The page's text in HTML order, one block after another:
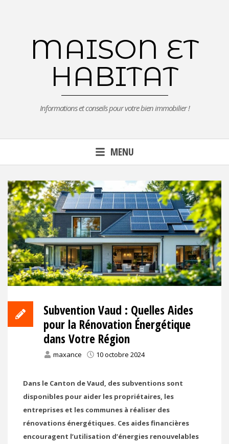
MAISON ET
HABITAT
Informations et conseils pour votre bien immobilier !
MENU
Subvention Vaud : Quelles Aides
pour la Rénovation Énergétique
dans Votre Région
maxance 10 octobre 2024
Dans le Canton de Vaud, des subventions sont
disponibles pour aider les propriétaires, les
entreprises et les communes à réaliser des
rénovations énergétiques. Ces aides financières
encouragent l’utilisation d’énergies renouvelables